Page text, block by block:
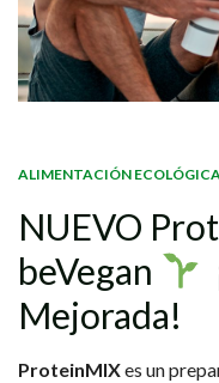
ALIMENTACIÓN ECOLÓGICA
NUEVO
beVegan
Mejorada!
ProteinMIXes un